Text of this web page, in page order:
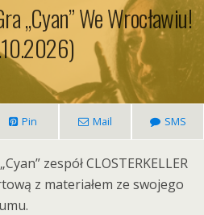
„Cyan” We Wrocławiu!
Pin Mail SMS
zespół CLOSTERKELLER
z materiałem ze swojego